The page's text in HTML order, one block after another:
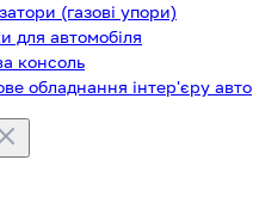
(газові упори)
для автомобіля
консоль
обладнання інтер'єру авто